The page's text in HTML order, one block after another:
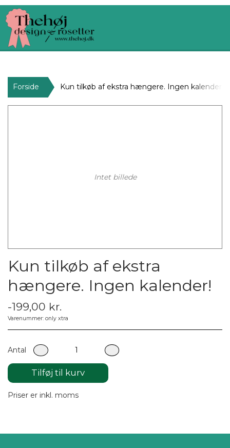
Forside Kun tilkøb af ekstra hængere. Ingen kalender!
Intet billede
Kun tilkøb af ekstra
hængere. Ingen kalender!
-199,00 kr.
Varenummer: only xtra
Antal
Tilføj til kurv
Priser er inkl. moms